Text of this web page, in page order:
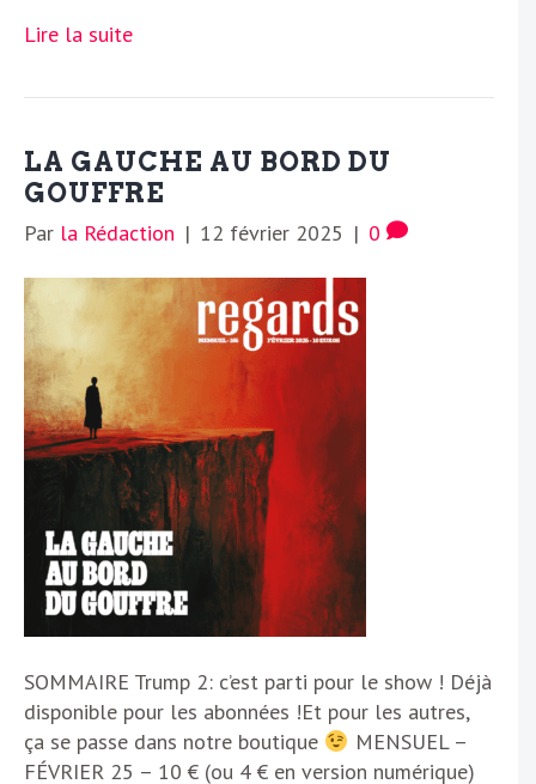
Lire la suite
LA GAUCHE AU BORD DU
GOUFFRE
Par la Rédaction | 12 février 2025 | 0
SOMMAIRE Trump 2: c’est parti pour le show ! Déjà
disponible pour les abonnées !Et pour les autres,
ça se passe dans notre boutique
MENSUEL –
FÉVRIER 25 – 10 € (ou 4 € en version numérique)